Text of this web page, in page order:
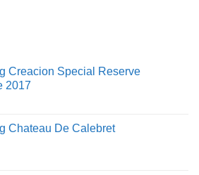
Creacion Special Reserve
2017
Chateau De Calebret